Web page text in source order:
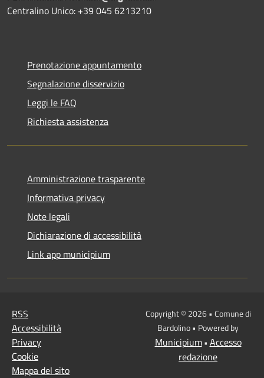
Centralino Unico: +39 045 6213210
Prenotazione appuntamento
Segnalazione disservizio
Leggi le FAQ
Richiesta assistenza
Amministrazione trasparente
Informativa privacy
Note legali
Dichiarazione di accessibilità
Link app municipium
RSS
Accessibilità
Privacy
Cookie
Mappa del sito
Copyright © 2026 • Comune di
Bardolino • Powered by
Municipium• Accesso
redazione